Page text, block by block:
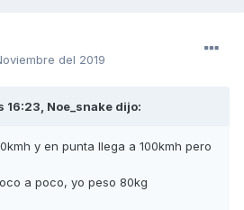
del 2019
16:23, Noe_snake dijo:
y en punta llega a 100kmh pero
a poco, yo peso 80kg